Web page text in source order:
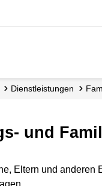
Dienstleistungen
und
Eltern und anderen